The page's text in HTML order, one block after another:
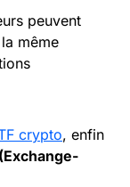
peuvent
même
crypto, enfin